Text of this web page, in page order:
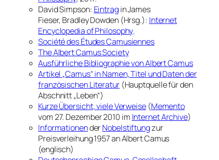
David Simpson: Eintragin James
Fieser, Bradley Dowden (Hrsg.): Internet
Encyclopedia of Philosophy.
Société des Études Camusiennes
The Albert Camus Society
Ausführliche Bibliographie von Albert Camus
Artikel „Camus“ inNamen, Titel und Daten der
französischen Literatur(Hauptquelle für den
Abschnitt „Leben“)
Kurze Übersicht, viele Verweise(Memento
vom 27. Dezember 2010 im Internet Archive)
InformationenderNobelstiftungzur
Preisverleihung 1957 an Albert Camus
(englisch)